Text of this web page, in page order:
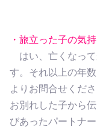
・旅立った子の気
はい、亡くなって
す。それ以上の年
よりお問合せくださ
お別れした子から
びあったパートナ